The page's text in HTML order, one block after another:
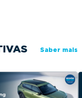
Saber mais